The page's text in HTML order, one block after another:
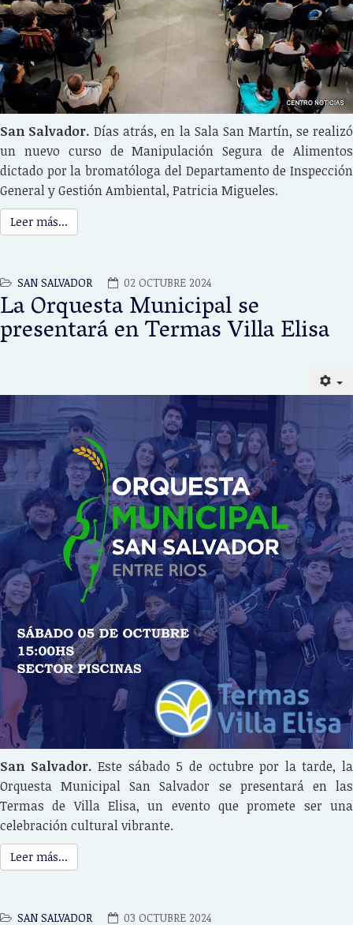
San Salvador.Días atrás, en la Sala San Martín, se realizó
un nuevo curso de Manipulación Segura de Alimentos
dictado por la bromatóloga del Departamento de Inspección
General y Gestión Ambiental, Patricia Migueles.
Leer más...
SAN SALVADOR 02 OCTUBRE 2024
La Orquesta Municipal se
presentará en Termas Villa Elisa
San Salvador.Este sábado 5 de octubre por la tarde, la
Orquesta Municipal San Salvador se presentará en las
Termas de Villa Elisa, un evento que promete ser una
celebración cultural vibrante.
Leer más...
SAN SALVADOR 03 OCTUBRE 2024